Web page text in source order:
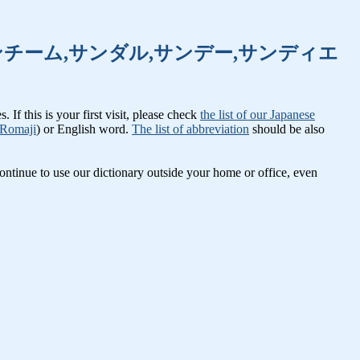
ーム,サンダル,サンデー,サンディエ
If this is your first visit, please check the list of our Japanese
Romaji) or English word. The list of abbreviation should be also
to use our dictionary outside your home or office, even